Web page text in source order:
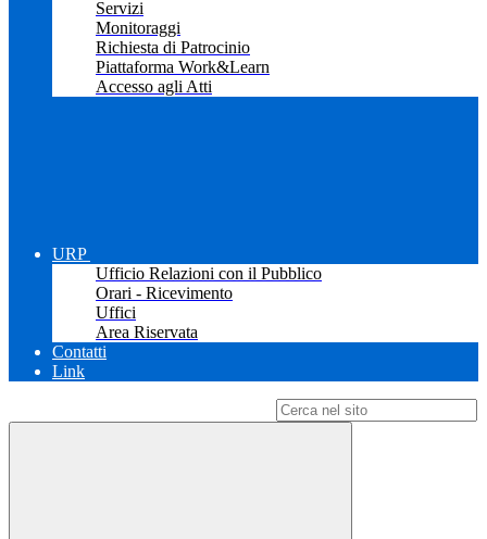
Servizi
Monitoraggi
Richiesta di Patrocinio
Piattaforma Work&Learn
Accesso agli Atti
URP
Ufficio Relazioni con il Pubblico
Orari - Ricevimento
Uffici
Area Riservata
Contatti
Link